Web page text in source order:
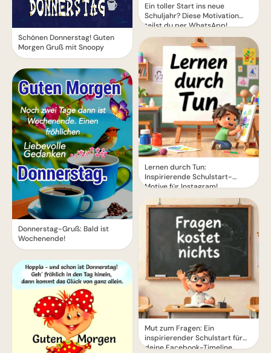
Schönen Donnerstag! Guten
Morgen Gruß mit Snoopy
Donnerstag-Gruß: Bald ist
Wochenende!
Ein toller Start ins neue
Schuljahr? Diese Motivation
teilst du per WhatsApp!
Lernen durch Tun:
Inspirierende Schulstart-
Motive für Instagram!
Mut zum Fragen: Ein
inspirierender Schulstart für
deine Facebook-Timeline